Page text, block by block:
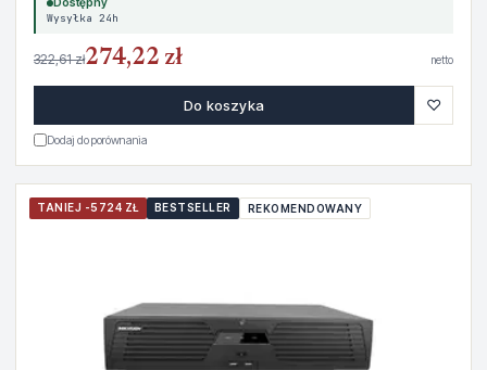
Wysyłka 24h
322,61 zł274,22 zł netto
Do koszyka ♡
Dodaj do porównania
TANIEJ -5724 ZŁ BESTSELLER REKOMENDOWANY